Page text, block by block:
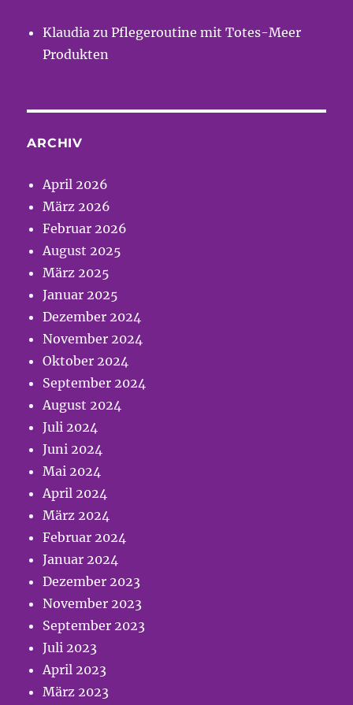
Klaudia zuPflegeroutine mit Totes-Meer
Produkten
ARCHIV
April 2026
März 2026
Februar 2026
August 2025
März 2025
Januar 2025
Dezember 2024
November 2024
Oktober 2024
September 2024
August 2024
Juli 2024
Juni 2024
Mai 2024
April 2024
März 2024
Februar 2024
Januar 2024
Dezember 2023
November 2023
September 2023
Juli 2023
April 2023
März 2023